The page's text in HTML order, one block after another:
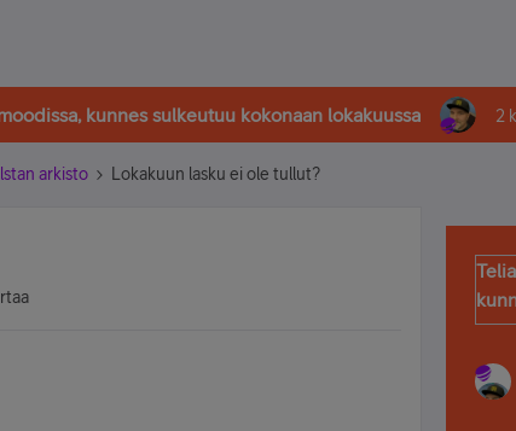
kunnes sulkeutuu kokonaan lokakuussa 2
arkisto Lokakuun lasku ei ole tullut?